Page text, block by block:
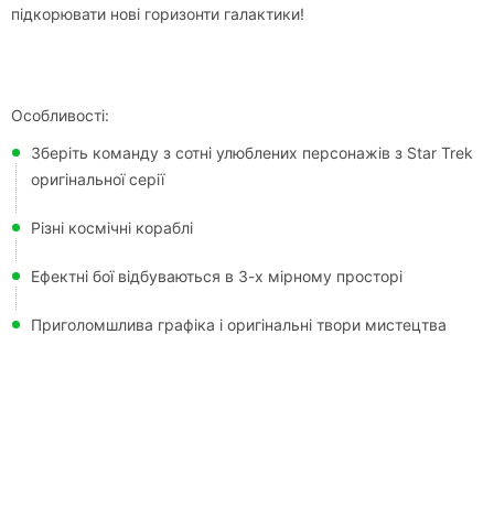
підкорювати нові горизонти галактики!
Особливості:
Зберіть команду з сотні улюблених персонажів з Star Trek
оригінальної серії
Різні космічні кораблі
Ефектні бої відбуваються в 3-х мірному просторі
Приголомшлива графіка і оригінальні твори мистецтва